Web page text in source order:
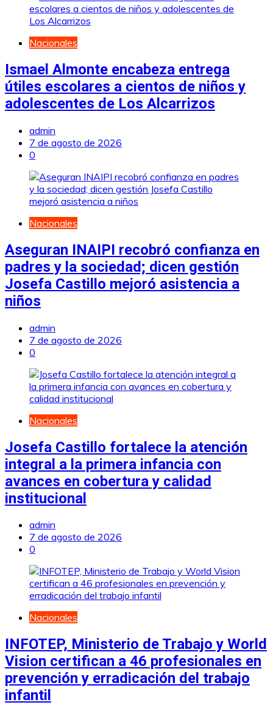
Nacionales
Ismael Almonte encabeza entrega
útiles escolares a cientos de niños y
adolescentes de Los Alcarrizos
admin
7 de agosto de 2026
0
Nacionales
Aseguran INAIPI recobró confianza en
padres y la sociedad; dicen gestión
Josefa Castillo mejoró asistencia a
niños
admin
7 de agosto de 2026
0
Nacionales
Josefa Castillo fortalece la atención
integral a la primera infancia con
avances en cobertura y calidad
institucional
admin
7 de agosto de 2026
0
Nacionales
INFOTEP, Ministerio de Trabajo y World
Vision certifican a 46 profesionales en
prevención y erradicación del trabajo
infantil